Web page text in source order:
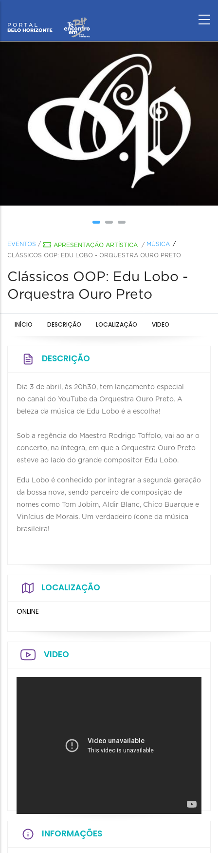
EVENTOS / APRESENTAÇÃO ARTÍSTICA / MÚSICA
CLÁSSICOS OOP: EDU LOBO - ORQUESTRA OURO PRETO
Clássicos OOP: Edu Lobo -
Orquestra Ouro Preto
INÍCIO DESCRIÇÃO LOCALIZAÇÃO VIDEO
DESCRIÇÃO
Dia 3 de abril, às 20h30, tem lançamento especial
no canal do YouTube da Orquestra Ouro Preto. A
beleza da música de Edu Lobo é a escolha!
Sob a regência do Maestro Rodrigo Toffolo, vai ao ar o
concerto, na íntegra, em que a Orquestra Ouro Preto
esteve ao lado do grande compositor Edu Lobo.
Edu Lobo é conhecido por integrar a segunda geração
da bossa nova, sendo parceiro de composição de
nomes como Tom Jobim, Aldir Blanc, Chico Buarque e
Vinícius de Morais. Um verdadeiro ícone da música
brasileira!
LOCALIZAÇÃO
ONLINE
VIDEO
INFORMAÇÕES